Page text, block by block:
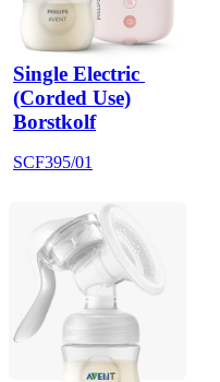
Single Electric
(Corded Use)
Borstkolf
SCF395/01